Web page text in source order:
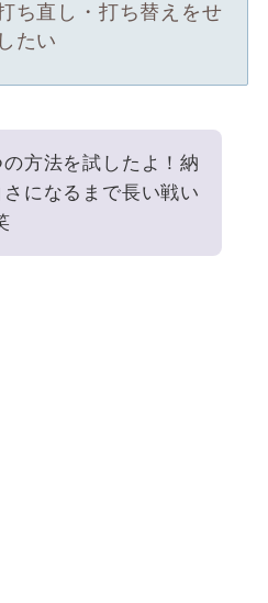
ち直し・打ち替えをせ
たい
方法を試したよ！納
になるまで長い戦い